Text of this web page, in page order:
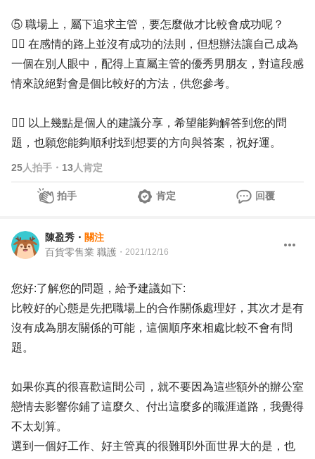
⑤ 職場上，屬下追求主管，要怎麼做才比較會成功呢？
✍🏻 在感情的路上並沒有成功的法則，但想辦法讓自己成為
一個在別人眼中，配得上直屬主管的優秀男朋友，對這段感
情來說絕對會是個比較好的方法，供您參考。
👍🏻 以上幾點是個人的建議分享，希望能夠解答到您的問
題，也願您能夠順利找到想要的方向與答案，祝好運。
25人拍手 ・ 13人肯定
拍手 肯定 回覆
陳盈秀 ・ 關注
百貨零售業 職護 ・ 2021/12/16
您好:了解您的問題，給予建議如下:
比較好的心態是先把職場上的合作關係處理好，其次才是有
沒有成為朋友關係的可能，這個順序來相處比較不會有問
題。
如果你真的很喜歡這間公司，就不要因為這些額外的辦公室
戀情去影響你鋪了這麼久、付出這麼多的職涯道路，我覺得
不太划算。
選到一個好工作、好主管真的很難耶!外面世界大的是，也